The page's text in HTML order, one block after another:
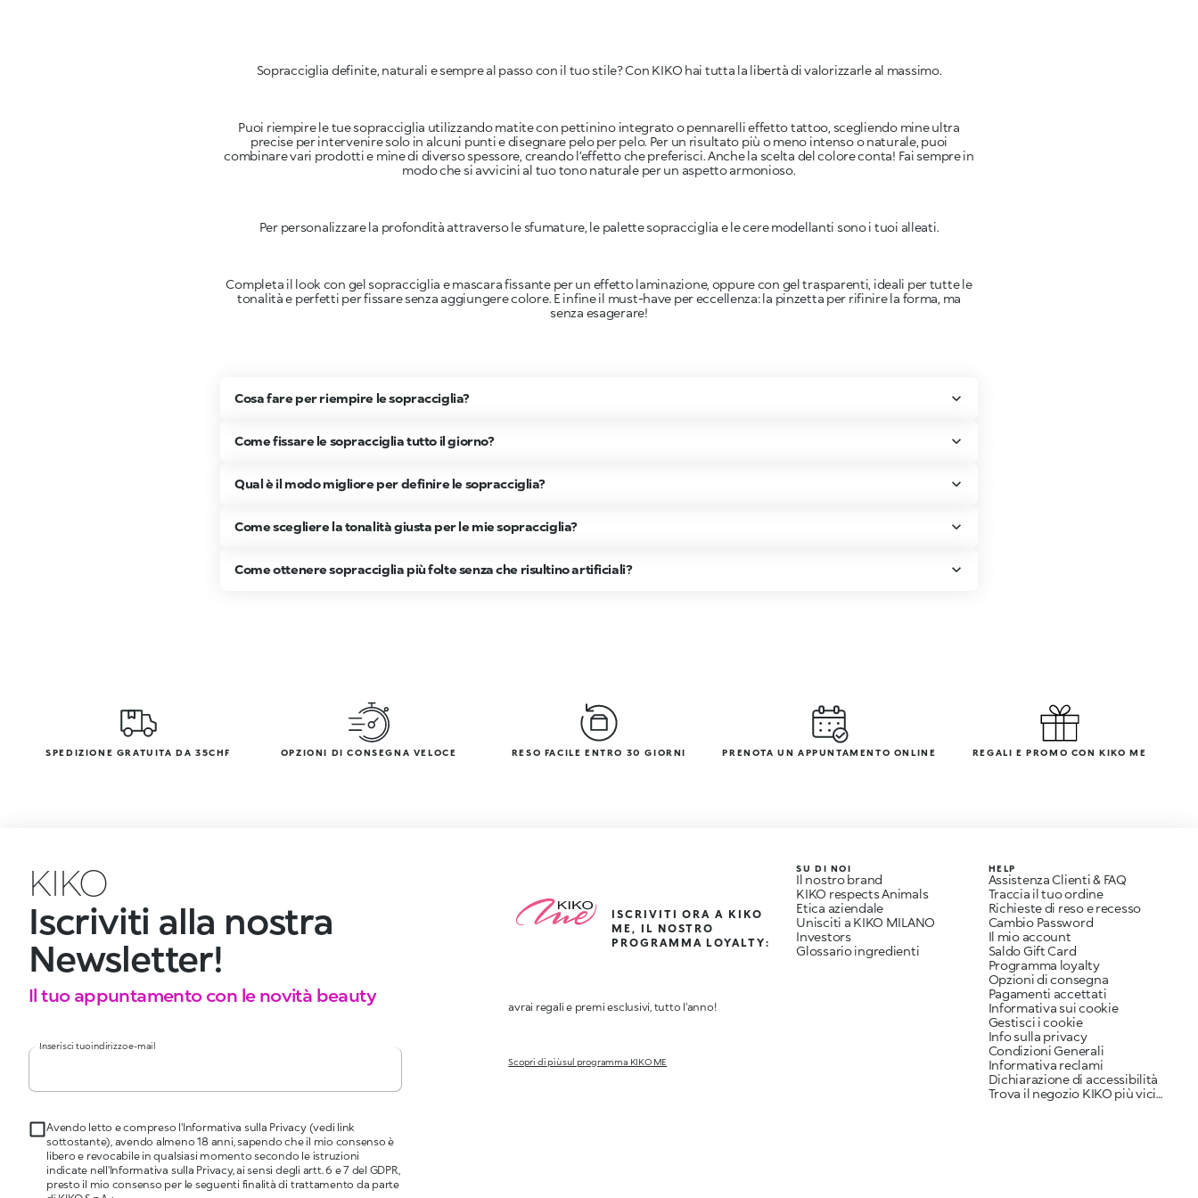
Sopracciglia definite, naturali e sempre al passo con il tuo stile? Con KIKO hai tutta la libertà di valorizzarle al massimo.
Puoi riempire le tue sopracciglia utilizzando matite con pettinino integrato o pennarelli effetto tattoo, scegliendo mine ultra
precise per intervenire solo in alcuni punti e disegnare pelo per pelo. Per un risultato più o meno intenso o naturale, puoi
combinare vari prodotti e mine di diverso spessore, creando l’effetto che preferisci. Anche la scelta del colore conta! Fai sempre in
modo che si avvicini al tuo tono naturale per un aspetto armonioso.
Per personalizzare la profondità attraverso le sfumature, le palette sopracciglia e le cere modellanti sono i tuoi alleati.
Completa il look con gel sopracciglia e mascara fissante per un effetto laminazione, oppure con gel trasparenti, ideali per tutte le
tonalità e perfetti per fissare senza aggiungere colore. E infine il must-have per eccellenza: la pinzetta per rifinire la forma, ma
senza esagerare!
Cosa fare per riempire le sopracciglia?
Come fissare le sopracciglia tutto il giorno?
Qual è il modo migliore per definire le sopracciglia?
Come scegliere la tonalità giusta per le mie sopracciglia?
Come ottenere sopracciglia più folte senza che risultino artificiali?
SPEDIZIONE GRATUITA DA 35CHF OPZIONI DI CONSEGNA VELOCE RESO FACILE ENTRO 30 GIORNI PRENOTA UN APPUNTAMENTO ONLINE REGALI E PROMO CON KIKO ME
KIKO
Iscriviti alla nostra
Newsletter!
Il tuo appuntamento con le novità beauty
Inserisci tuo indirizzo e-mail
Avendo letto e compreso l'Informativa sulla Privacy (vedi link
sottostante), avendo almeno 18 anni, sapendo che il mio consenso è
libero e revocabile in qualsiasi momento secondo le istruzioni
indicate nell'Informativa sulla Privacy, ai sensi degli artt. 6 e 7 del GDPR,
presto il mio consenso per le seguenti finalità di trattamento da parte
ISCRIVITI ORA A KIKO
ME, IL NOSTRO
PROGRAMMA LOYALTY:
avrai regali e premi esclusivi, tutto l'anno!
Scopri di più sul programma KIKO ME
SU DI NOI
Il nostro brand
KIKO respects Animals
Etica aziendale
Unisciti a KIKO MILANO
Investors
Glossario ingredienti
HELP
Assistenza Clienti & FAQ
Traccia il tuo ordine
Richieste di reso e recesso
Cambio Password
Il mio account
Saldo Gift Card
Programma loyalty
Opzioni di consegna
Pagamenti accettati
Informativa sui cookie
Gestisci i cookie
Info sulla privacy
Condizioni Generali
Informativa reclami
Dichiarazione di accessibilità
Trova il negozio KIKO più vicino a te